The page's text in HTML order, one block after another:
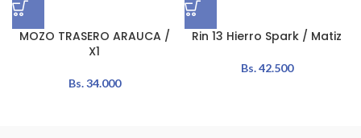
MOZO TRASERO ARAUCA /
X1
Bs.34.000
Rin 13 Hierro Spark / Matiz
Bs.42.500